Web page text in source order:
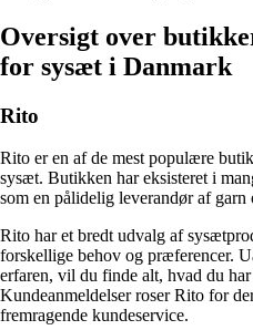
Oversigt over
for sysæt i Danmark
Rito
Rito er en af de mest populære
sysæt. Butikken har eksisteret i
som en pålidelig leverandør af
Rito har et bredt udvalg af
forskellige behov og præferencer.
erfaren, vil du finde alt, hvad du
Kundeanmeldelser roser Rito for
fremragende kundeservice.